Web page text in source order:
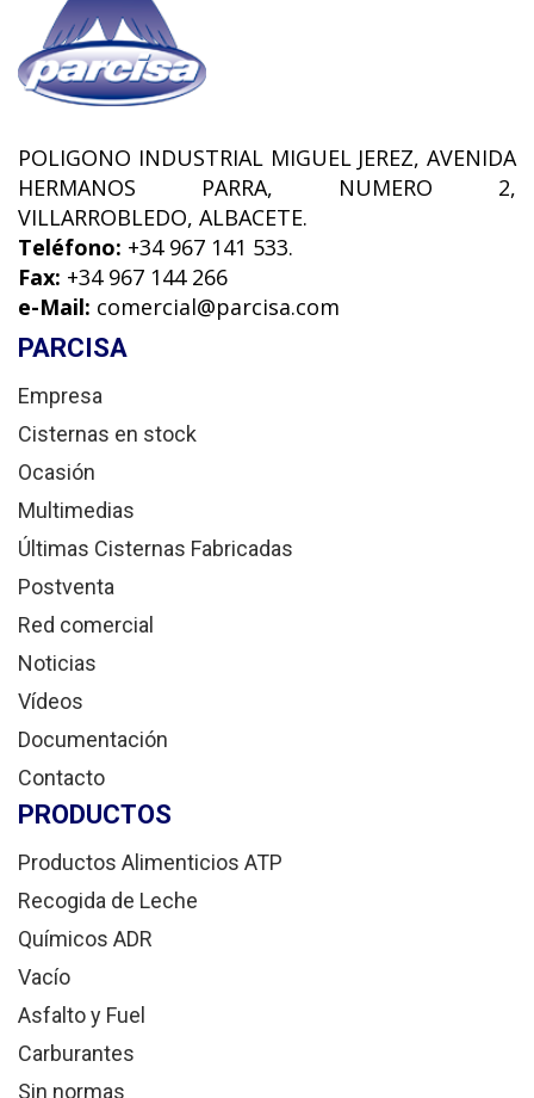
POLIGONO INDUSTRIAL MIGUEL JEREZ, AVENIDA
HERMANOS PARRA, NUMERO 2,
VILLARROBLEDO, ALBACETE.
Teléfono: +34 967 141 533.
Fax: +34 967 144 266
e-Mail: comercial@parcisa.com
PARCISA
Empresa
Cisternas en stock
Ocasión
Multimedias
Últimas Cisternas Fabricadas
Postventa
Red comercial
Noticias
Vídeos
Documentación
Contacto
PRODUCTOS
Productos Alimenticios ATP
Recogida de Leche
Químicos ADR
Vacío
Asfalto y Fuel
Carburantes
Sin normas